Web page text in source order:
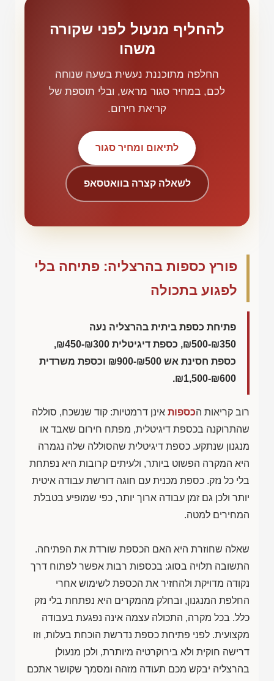
להחליף מנעול לפני שקורה
משהו
החלפה מתוכננת נעשית בשעה שנוחה
לכם, במחיר סגור מראש, ובלי תוספת של
קריאת חירום.
לתיאום ומחיר סגור
לשאלה קצרה בוואטסאפ
פורץ כספות בהרצליה: פתיחה בלי
לפגוע בתכולה
פתיחת כספת ביתית בהרצליה נעה
₪500-₪350, כספת דיגיטלית ₪450-₪300
,
כספת חסינת אש ₪900-₪500 וכספת משרדית
₪1,500-₪600
.
רוב קריאות הכספות אינן דרמטיות: קוד שנשכח, סוללה
שהתרוקנה בכספת דיגיטלית, מפתח חירום שאבד או
מנגנון שנתקע. כספת דיגיטלית שהסוללה שלה נגמרה
היא המקרה הפשוט ביותר, ולעיתים קרובות היא נפתחת
בלי כל נזק. כספת מכנית עם חוגה דורשת עבודה איטית
יותר ולכן גם זמן עבודה ארוך יותר, כפי שמופיע בטבלת
המחירים למטה.
שאלה שחוזרת היא האם הכספת שורדת את הפתיחה.
התשובה תלויה בסוג: בכספות רבות אפשר לפתוח דרך
נקודה מדויקת ולהחזיר את הכספת לשימוש אחרי
החלפת המנגנון, ובחלק מהמקרים היא נפתחת בלי נזק
כלל. בכל מקרה, התכולה עצמה אינה נפגעת בעבודה
מקצועית. לפני פתיחת כספת נדרשת הוכחת בעלות, וזו
דרישה חוקית ולא בירוקרטיה מיותרת, ולכן מנעולן
בהרצליה יבקש מכם תעודה מזהה ומסמך שקושר אתכם